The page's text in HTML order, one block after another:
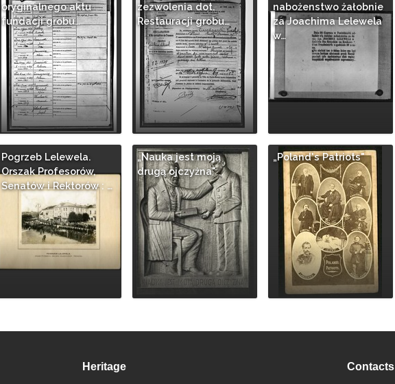
oryginalnego aktu
fundacji grobu…
zezwolenia dot.
Restauracji grobu…
nabożenstwo żałobnie
za Joachima Lelewela
w…
Pogrzeb Lelewela.
Orszak Profesorów,
Senatów i Rektorów : …
„Nauka jest moją
drugą ojczyżna"
„Poland's Patriots"
Heritage Contacts